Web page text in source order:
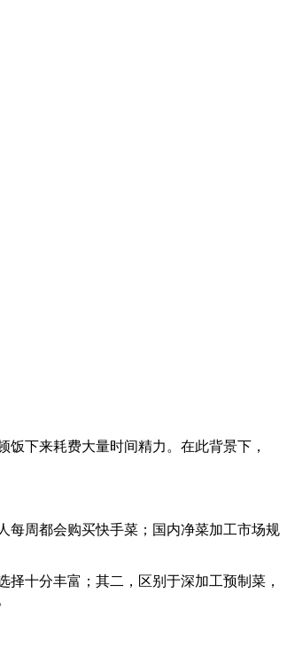
下来耗费大量时间精力。在此背景下，
每周都会购买快手菜；国内净菜加工市场规
十分丰富；其二，区别于深加工预制菜，